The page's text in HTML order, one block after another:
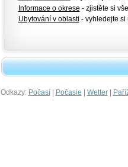
Informace o okrese - zjistěte si
Ubytování v oblasti - vyhledejte si
Odkazy: Počasí| Počasie | Wetter|